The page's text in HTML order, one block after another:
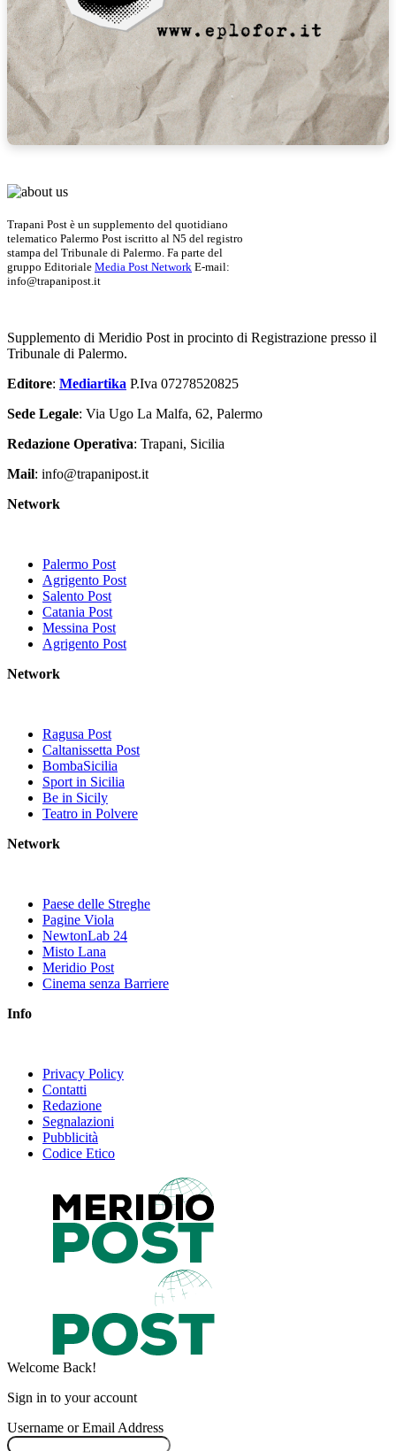
Trapani Post è un supplemento del quotidiano
telematico Palermo Post iscritto al N5 del registro
stampa del Tribunale di Palermo. Fa parte del
gruppo Editoriale Media Post Network E-mail:
info@trapanipost.it
Supplemento di Meridio Post in procinto di Registrazione presso il
Tribunale di Palermo.
Editore: Mediartika P.Iva 07278520825
Sede Legale: Via Ugo La Malfa, 62, Palermo
Redazione Operativa: Trapani, Sicilia
Mail: info@trapanipost.it
Network
Palermo Post
Agrigento Post
Salento Post
Catania Post
Messina Post
Agrigento Post
Network
Ragusa Post
Caltanissetta Post
BombaSicilia
Sport in Sicilia
Be in Sicily
Teatro in Polvere
Network
Paese delle Streghe
Pagine Viola
NewtonLab 24
Misto Lana
Meridio Post
Cinema senza Barriere
Info
Privacy Policy
Contatti
Redazione
Segnalazioni
Pubblicità
Codice Etico
Welcome Back!
Sign in to your account
Username or Email Address